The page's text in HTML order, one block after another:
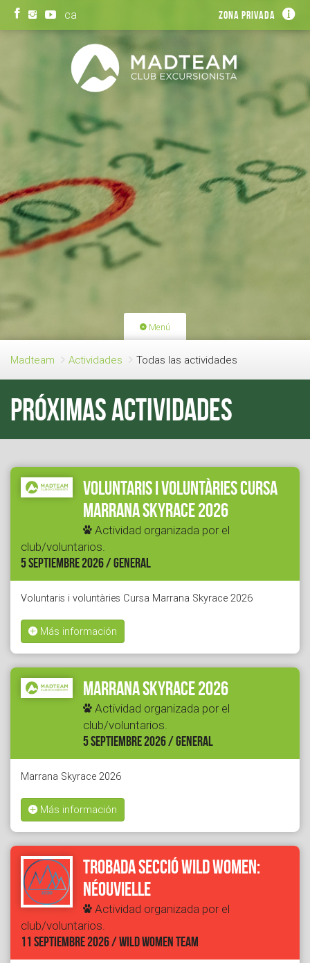
ca Zona privada
Menú
PORTADA ACTIVIDADES
LICENCIAS RENOVACIÓN CUOTA
BLOG QUIEN SOMOS
Madteam Actividades Todas las actividades
Próximas actividades
Voluntaris i voluntàries Cursa
Marrana Skyrace 2026
Actividad organizada por el
club/voluntarios.
5 SEPTIEMBRE 2026 / GENERAL
Voluntaris i voluntàries Cursa Marrana Skyrace 2026
Más información
Marrana Skyrace 2026
Actividad organizada por el
club/voluntarios.
5 SEPTIEMBRE 2026 / GENERAL
Marrana Skyrace 2026
Más información
Trobada secció Wild Women:
Néouvielle
Actividad organizada por el
club/voluntarios.
11 SEPTIEMBRE 2026 / WILD WOMEN TEAM